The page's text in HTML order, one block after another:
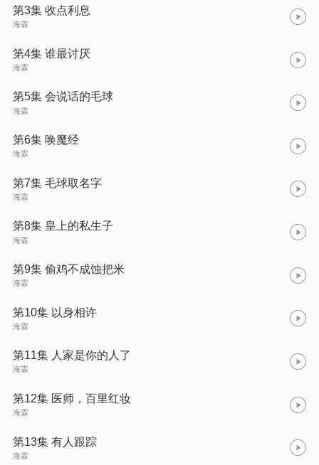
第3集 收点利息
海霖
第4集 谁最讨厌
海霖
第5集 会说话的毛球
海霖
第6集 唤魔经
海霖
第7集 毛球取名字
海霖
第8集 皇上的私生子
海霖
第9集 偷鸡不成蚀把米
海霖
第10集 以身相许
海霖
第11集 人家是你的人了
海霖
第12集 医师，百里红妆
海霖
第13集 有人跟踪
海霖